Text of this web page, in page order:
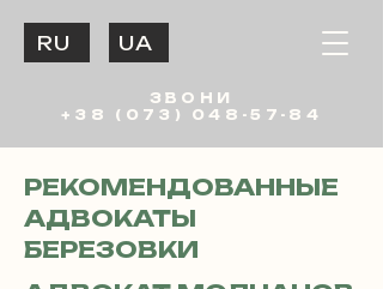
ЗВОНИ
+38 (073) 048-57-84
UA
RU
РЕКОМЕНДОВАННЫЕ
АДВОКАТЫ
БЕРЕЗОВКИ